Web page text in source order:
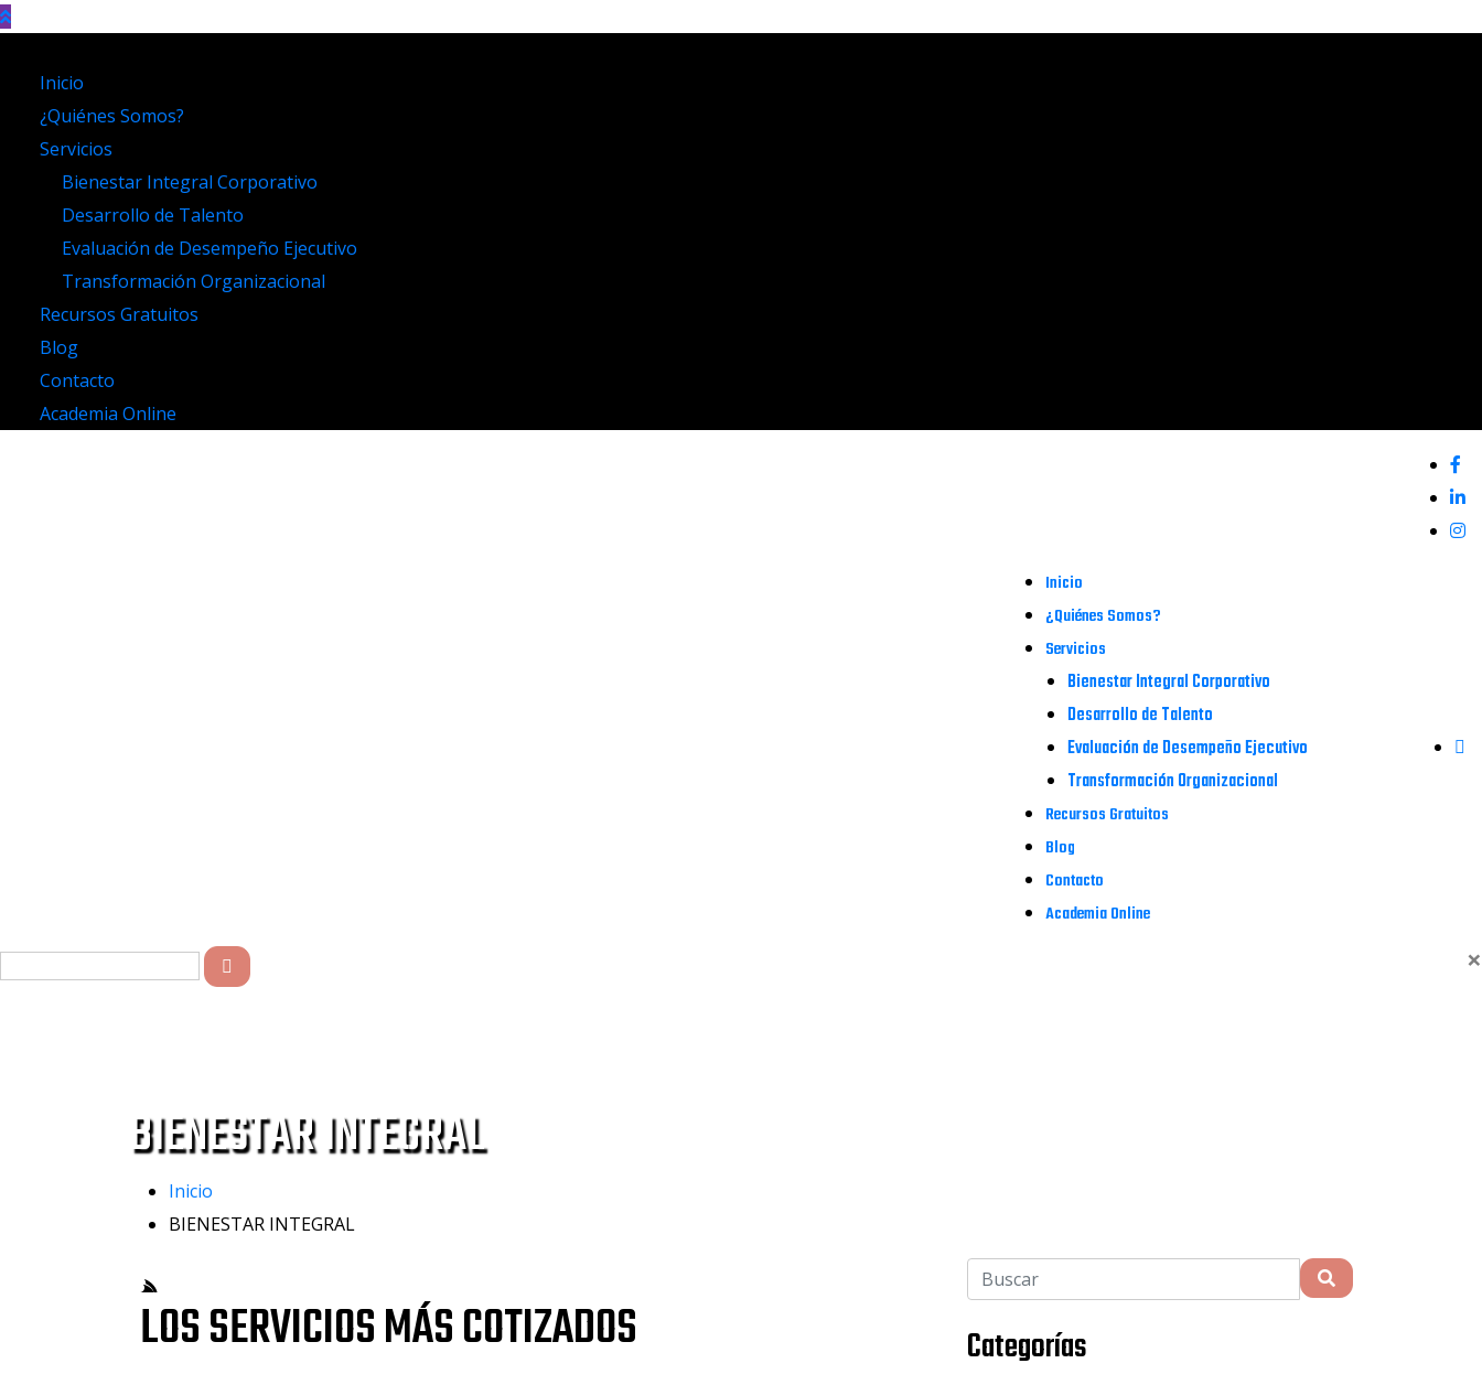
Inicio
¿Quiénes Somos?
Servicios
Bienestar Integral Corporativo
Desarrollo de Talento
Evaluación de Desempeño Ejecutivo
Transformación Organizacional
Recursos Gratuitos
Blog
Contacto
Academia Online
Inicio
¿Quiénes Somos?
Servicios
Bienestar Integral Corporativo
Desarrollo de Talento
Evaluación de Desempeño Ejecutivo
Transformación Organizacional
Recursos Gratuitos
Blog
Contacto
Academia Online
×
BIENESTAR INTEGRAL
Inicio
BIENESTAR INTEGRAL
LOS SERVICIOS MÁS COTIZADOS Categorías